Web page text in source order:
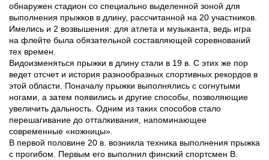
обнаружен стадион со специально выделенной зоной для
выполнения прыжков в длину, рассчитанной на 20 участников.
Имелись и 2 возвышения: для атлета и музыканта, ведь игра
на флейте была обязательной составляющей соревнований
тех времен.
Видоизменяться прыжки в длину стали в 19 в. С этих же пор
ведет отсчет и история разнообразных спортивных рекордов в
этой области. Поначалу прыжки выполнялись с согнутыми
ногами, а затем появились и другие способы, позволяющие
увеличить дальность. Одним из таких способов стало
перешагивание до отталкивания, напоминающее
современные «ножницы».
В первой половине 20 в. возникла техника выполнения прыжка
с прогибом. Первым его выполнил финский спортсмен В.